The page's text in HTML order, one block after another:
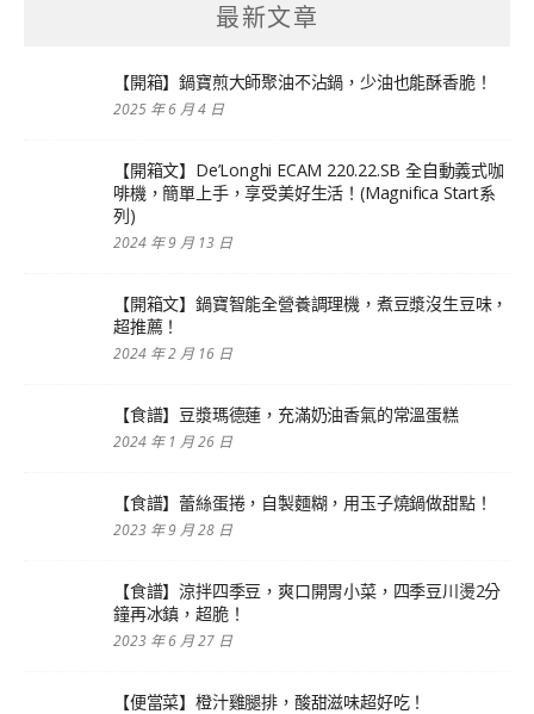
最新文章
【開箱】鍋寶煎大師聚油不沾鍋，少油也能酥香脆！
2025 年 6 月 4 日
【開箱文】De’Longhi ECAM 220.22.SB 全自動義式咖
啡機，簡單上手，享受美好生活！(Magnifica Start系
列)
2024 年 9 月 13 日
【開箱文】鍋寶智能全營養調理機，煮豆漿沒生豆味，
超推薦！
2024 年 2 月 16 日
【食譜】豆漿瑪德蓮，充滿奶油香氣的常溫蛋糕
2024 年 1 月 26 日
【食譜】蕾絲蛋捲，自製麵糊，用玉子燒鍋做甜點！
2023 年 9 月 28 日
【食譜】涼拌四季豆，爽口開胃小菜，四季豆川燙2分
鐘再冰鎮，超脆！
2023 年 6 月 27 日
【便當菜】橙汁雞腿排，酸甜滋味超好吃！